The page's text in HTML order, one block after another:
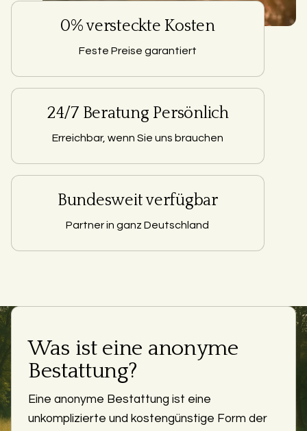
0% versteckte Kosten
Feste Preise garantiert
24/7 Beratung Persönlich
Erreichbar, wenn Sie uns brauchen
Bundesweit verfügbar
Partner in ganz Deutschland
Was ist eine anonyme
Bestattung?
Eine anonyme Bestattung ist eine
unkomplizierte und kostengünstige Form der